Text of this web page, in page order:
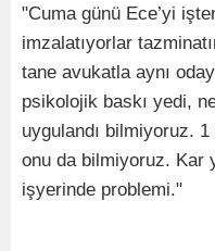
"Cuma günü Ece’yi
imzalatıyorlar
tane avukatla aynı
psikolojik baskı yedi,
uygulandı bilmiyoruz.
onu da bilmiyoruz. Kar
işyerinde problemi."